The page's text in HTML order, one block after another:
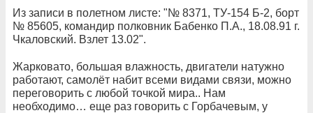
Из записи в полетном листе: "№ 8371, ТУ-154 Б-2, борт
№ 85605, командир полковник Бабенко П.А., 18.08.91 г.
Чкаловский. Взлет 13.02".
Жарковато, большая влажность, двигатели натужно
работают, самолёт набит всеми видами связи, можно
переговорить с любой точкой мира.. Нам
необходимо… еще раз говорить с Горбачевым, у